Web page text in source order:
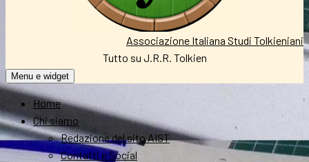
Associazione Italiana Studi Tolkieniani
Tutto su J.R.R. Tolkien
Menu e widget
Home
Chi siamo
Redazione del sito AIST
Contatti e Social